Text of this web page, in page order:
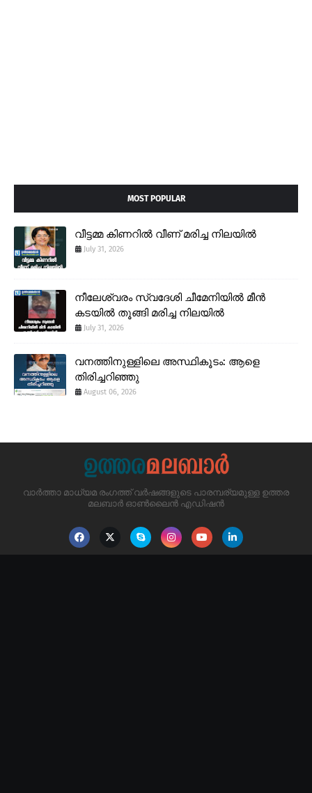
MOST POPULAR
വീട്ടമ്മ കിണറിൽ വീണ് മരിച്ച നിലയിൽ
July 31, 2026
നീലേശ്വരം സ്വദേശി ചീമേനിയിൽ മീൻ
കടയിൽ തൂങ്ങി മരിച്ച നിലയിൽ
July 31, 2026
വനത്തിനുള്ളിലെ അസ്ഥികൂടം: ആളെ
തിരിച്ചറിഞ്ഞു
August 06, 2026
വാർത്താ മാധ്യമ രംഗത്ത് വർഷങ്ങളുടെ പാരമ്പര്യമുള്ള ഉത്തര
മലബാർ ഓൺലൈൻ എഡിഷൻ